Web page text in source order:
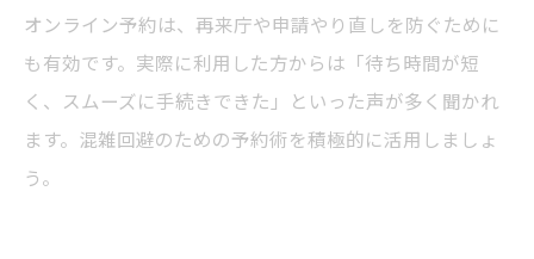
オンライン予約は、再来庁や申請やり直しを防ぐために
も有効です。実際に利用した方からは「待ち時間が短
く、スムーズに手続きできた」といった声が多く聞かれ
ます。混雑回避のための予約術を積極的に活用しましょ
う。